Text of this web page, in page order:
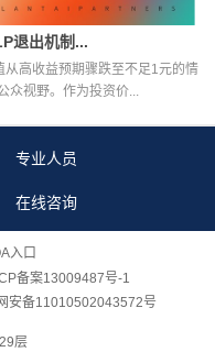
退出机制...
高收益预期骤跌至不足1元的情
众视野。作为投资价...
专业人员
在线咨询
入口
备案13009487号-1
安备11010502043572号
层